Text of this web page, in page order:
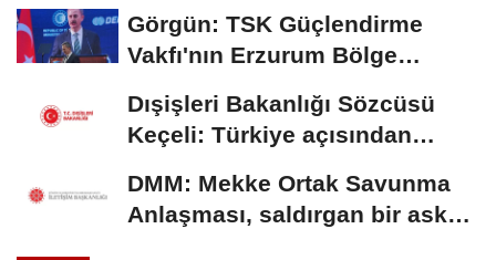
Görgün: TSK Güçlendirme
Vakfı'nın Erzurum Bölge
Dışişleri Bakanlığı Sözcüsü
Keçeli: Türkiye açısından
DMM: Mekke Ortak Savunma
Anlaşması, saldırgan bir askeri